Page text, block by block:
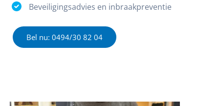
Beveiligingsadvies en inbraakpreventie
Bel nu: 0494/30 82 04